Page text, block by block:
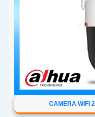
CAMERA WIFI